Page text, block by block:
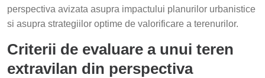
perspectiva avizata asupra impactului planurilor urbanistice
si asupra strategiilor optime de valorificare a terenurilor.
Criterii de evaluare a unui teren
extravilan din perspectiva